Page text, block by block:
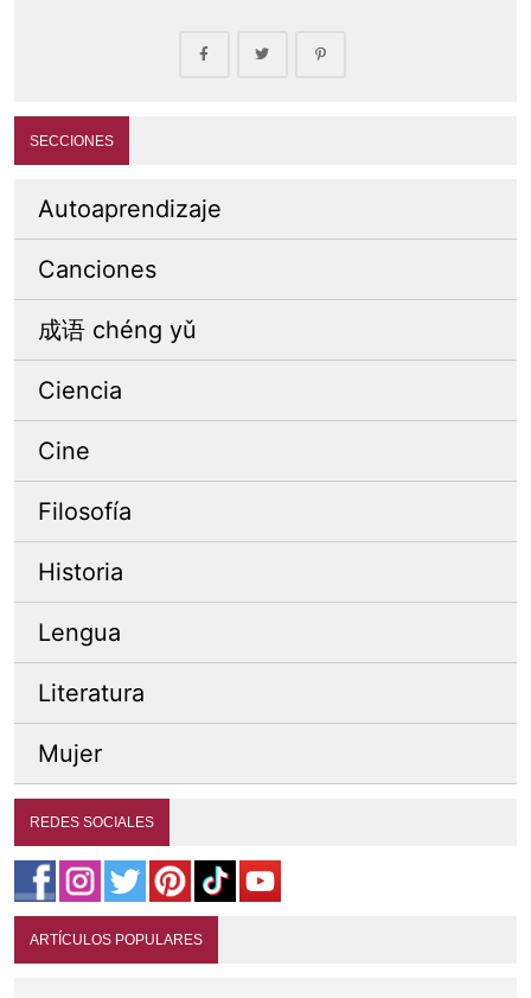
SECCIONES
Autoaprendizaje
Canciones
成语 chéng yǔ
Ciencia
Cine
Filosofía
Historia
Lengua
Literatura
Mujer
REDES SOCIALES
ARTÍCULOS POPULARES